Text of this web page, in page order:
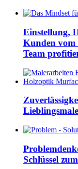
Einstellung,
Kunden vom
Team
Schlüssel